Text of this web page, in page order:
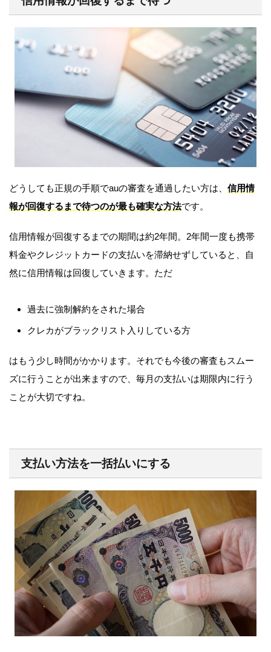
どうしても正規の手順でauの審査を通過したい方は、 信用情
報が回復するまで待つのが最も確実な方法です。
信用情報が回復するまでの期間は約2年間。2年間一度も携帯
料金やクレジットカードの支払いを滞納せずしていると、自
然に信用情報は回復していきます。ただ
過去に強制解約をされた場合
クレカがブラックリスト入りしている方
はもう少し時間がかかります。それでも今後の審査もスムー
ズに行うことが出来ますので、毎月の支払いは期限内に行う
ことが大切ですね。
支払い方法を一括払いにする